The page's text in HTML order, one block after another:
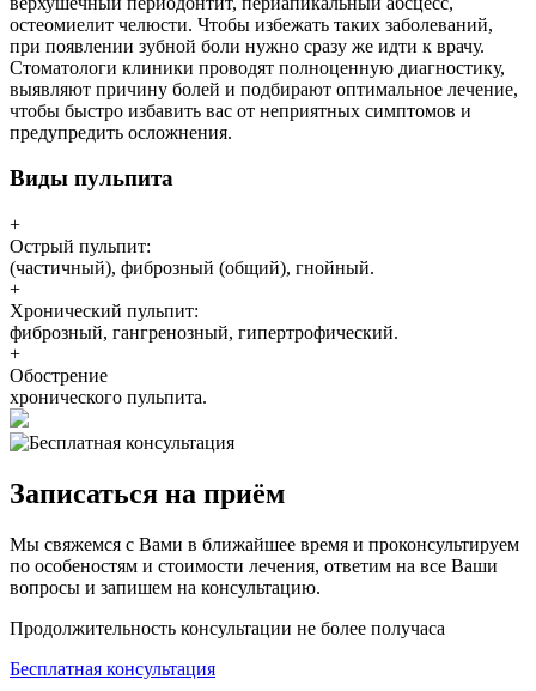
остеомиелит челюсти. Чтобы избежать таких заболеваний,
при появлении зубной боли нужно сразу же идти к врачу.
Стоматологи клиники проводят полноценную диагностику,
выявляют причину болей и подбирают оптимальное лечение,
чтобы быстро избавить вас от неприятных симптомов и
предупредить осложнения.
Виды пульпита
+
Острый пульпит:
(частичный), фиброзный (общий), гнойный.
+
Хронический пульпит:
фиброзный, гангренозный, гипертрофический.
+
Обострение
хронического пульпита.
Записаться на приём
Мы свяжемся с Вами в ближайшее время и проконсультируем
по особеностям и стоимости лечения, ответим на все Ваши
вопросы и запишем на консультацию.
Продолжительность консультации не более получаса
Бесплатная консультация